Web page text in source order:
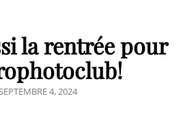
la rentrée pour
POSTED
4, 2024